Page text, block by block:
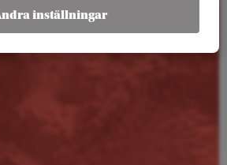
inställningar